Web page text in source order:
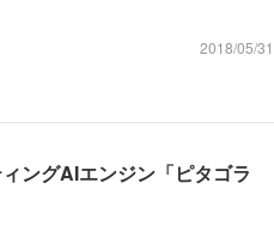
2018/05/31
ングAIエンジン「ピタゴラ